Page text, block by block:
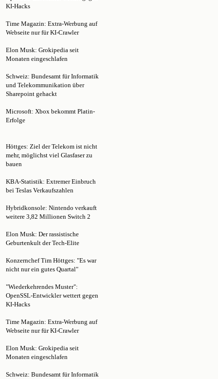
Webseite nur für KI-Crawler
Monaten eingeschlafen
Schweiz: Bundesamt für Informatik
und Telekommunikation über
Sharepoint gehackt
Microsoft: Xbox bekommt Platin-
Erfolge
mehr, möglichst viel Glasfaser zu
bauen
bei Teslas Verkaufszahlen
weitere 3,82 Millionen Switch 2
Elon Musk: Der rassistische
Geburtenkult der Tech-Elite
nicht nur ein gutes Quartal"
"Wiederkehrendes Muster":
OpenSSL-Entwickler wettert gegen
KI-Hacks
Webseite nur für KI-Crawler
Monaten eingeschlafen
Schweiz: Bundesamt für Informatik
und Telekommunikation über